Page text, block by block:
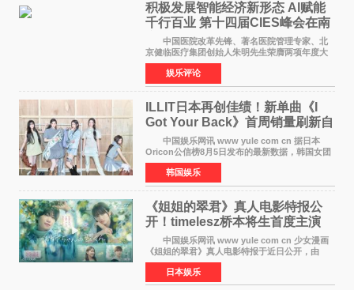
积极发展智能经济新形态 Al赋能
千行百业 第十四届CIES峰会在南
京盛大召开
中国医院改革先锋、著名医院管理专家、北
京健临医疗集团创始人朱明先生荣膺两项年度大
奖 2026年7月31日，盛夏金陵，长江之畔，
以重落地·真务实·强链接为主题的2026&lsquo;人
工智能+&rsquo
娱乐评论
ILLIT日本再创佳绩！新单曲《I
Got Your Back》首周销量刷新自
身纪录
中国娱乐网讯 www yule com cn 据日本
Oricon公信榜8月5日发布的最新数据，韩国女团
ILLIT在日本发行的第二张单曲《I Got Your
Back》首周销量达到71,009张，成功跻身最新一
期周单曲排行
韩国娱乐
《姐姐的翠君》真人电影特报公
开！timelesz桥本将生首度主演
12月4日上映
中国娱乐网讯 www yule com cn 少女漫画
《姐姐的翠君》真人电影特报于近日公开，由
timelesz成员桥本将生担任主演，这也是他首次
担任电影主演，引发高度关注。 女高中生咲
苗翠（中岛瑠菜
日本娱乐